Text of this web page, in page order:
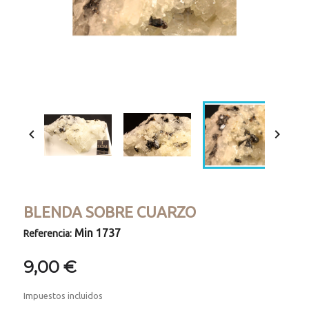
 
BLENDA SOBRE CUARZO
Referencia: Min 1737
9,00 €
Impuestos incluidos